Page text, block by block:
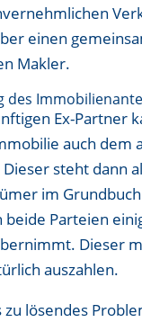
einen
Makler.
des
Ex-Partner
auch dem
steht dann
im
beide Parteien
Dieser
auszahlen.
zu lösendes